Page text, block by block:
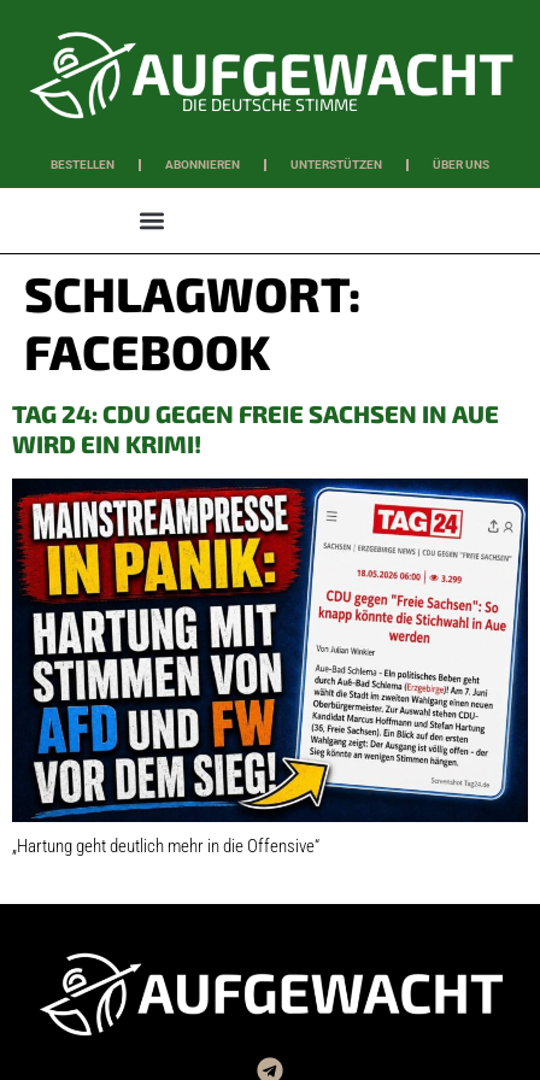
DIE DEUTSCHE STIMME
BESTELLEN ABONNIEREN UNTERSTÜTZEN ÜBER UNS
SCHLAGWORT:
FACEBOOK
TAG 24: CDU GEGEN FREIE SACHSEN IN AUE
WIRD EIN KRIMI!
„Hartung geht deutlich mehr in die Offensive“